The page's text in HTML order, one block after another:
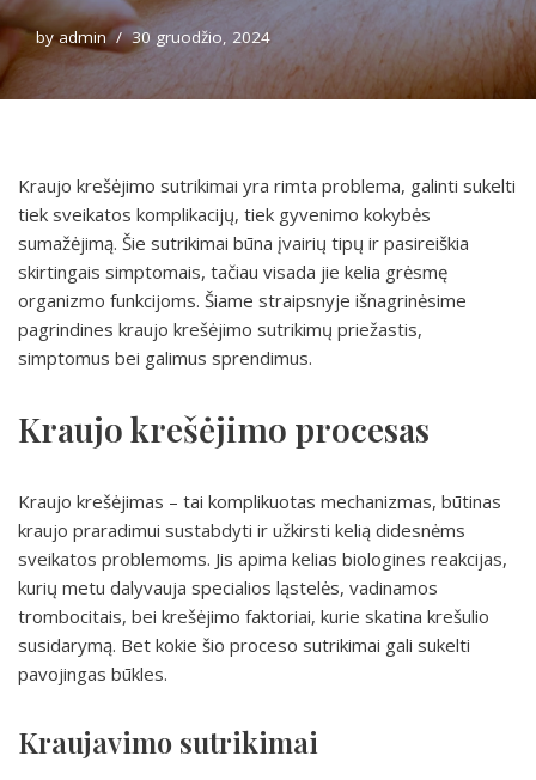
byadmin 30 gruodžio, 2024
Kraujo krešėjimo sutrikimai yra rimta problema, galinti sukelti
tiek sveikatos komplikacijų, tiek gyvenimo kokybės
sumažėjimą. Šie sutrikimai būna įvairių tipų ir pasireiškia
skirtingais simptomais, tačiau visada jie kelia grėsmę
organizmo funkcijoms. Šiame straipsnyje išnagrinėsime
pagrindines kraujo krešėjimo sutrikimų priežastis,
simptomus bei galimus sprendimus.
Kraujo krešėjimo procesas
Kraujo krešėjimas – tai komplikuotas mechanizmas, būtinas
kraujo praradimui sustabdyti ir užkirsti kelią didesnėms
sveikatos problemoms. Jis apima kelias biologines reakcijas,
kurių metu dalyvauja specialios ląstelės, vadinamos
trombocitais, bei krešėjimo faktoriai, kurie skatina krešulio
susidarymą. Bet kokie šio proceso sutrikimai gali sukelti
pavojingas būkles.
Kraujavimo sutrikimai